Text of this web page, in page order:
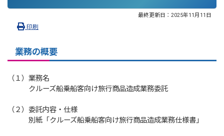
最終更新日： 2025年11月11日
印刷
業務の概要
（１）業務名
クルーズ船乗船客向け旅行商品造成業務委託
（２）委託内容・仕様
別紙「クルーズ船乗船客向け旅行商品造成業務仕様書」